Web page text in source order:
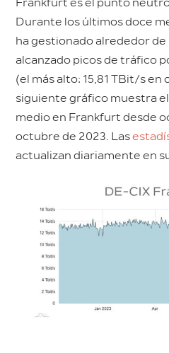
Frankfurt es el punto
Durante los últimos doce
ha gestionado alrededor de
alcanzado picos de tráfico
(el más alto: 15,81 TBit/s en
siguiente gráfico muestra
medio en Frankfurt desde
octubre de 2023. Las
actualizan diariamente en